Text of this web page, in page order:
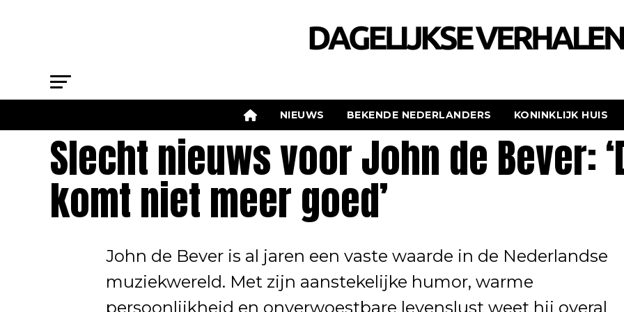
NIEUWS BEKENDE NEDERLANDERS KONINKLIJK HUIS
Slecht nieuws voor John de Bever:
komt niet meer goed’
John de Bever is al jaren een vaste waarde in de Nederlandse
muziekwereld. Met zijn aanstekelijke humor, warme
persoonlijkheid en onverwoestbare levenslust weet hij overal